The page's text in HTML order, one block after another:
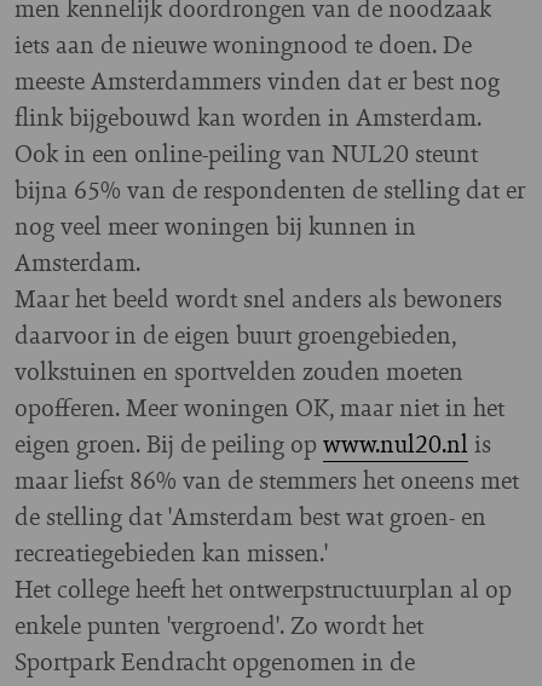
men kennelijk doordrongen van de noodzaak
iets aan de nieuwe woningnood te doen. De
meeste Amsterdammers vinden dat er best nog
flink bijgebouwd kan worden in Amsterdam.
Ook in een online-peiling van NUL20 steunt
bijna 65% van de respondenten de stelling dat er
nog veel meer woningen bij kunnen in
Amsterdam.
Maar het beeld wordt snel anders als bewoners
daarvoor in de eigen buurt groengebieden,
volkstuinen en sportvelden zouden moeten
opofferen. Meer woningen OK, maar niet in het
eigen groen. Bij de peiling op www.nul20.nl is
maar liefst 86% van de stemmers het oneens met
de stelling dat 'Amsterdam best wat groen- en
recreatiegebieden kan missen.'
Het college heeft het ontwerpstructuurplan al op
enkele punten 'vergroend'. Zo wordt het
Sportpark Eendracht opgenomen in de